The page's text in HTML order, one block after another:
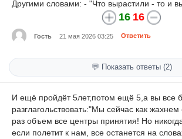
Другими словами: - "Что вырастили - то и
16 16
Гость 21 мая 2026 03:25 Ответить
💬 Показать ответы (2)
И ещё пройдёт 5лет,потом ещё 5,а вы все
разглагольствовать:"Мы сейчас как
раз объем все центры принятия! Но
если полетит к нам, все останется на